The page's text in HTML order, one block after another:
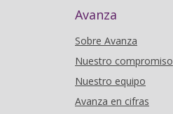
Avanza
Sobre Avanza
Nuestro compromiso
Nuestro equipo
Avanza en cifras